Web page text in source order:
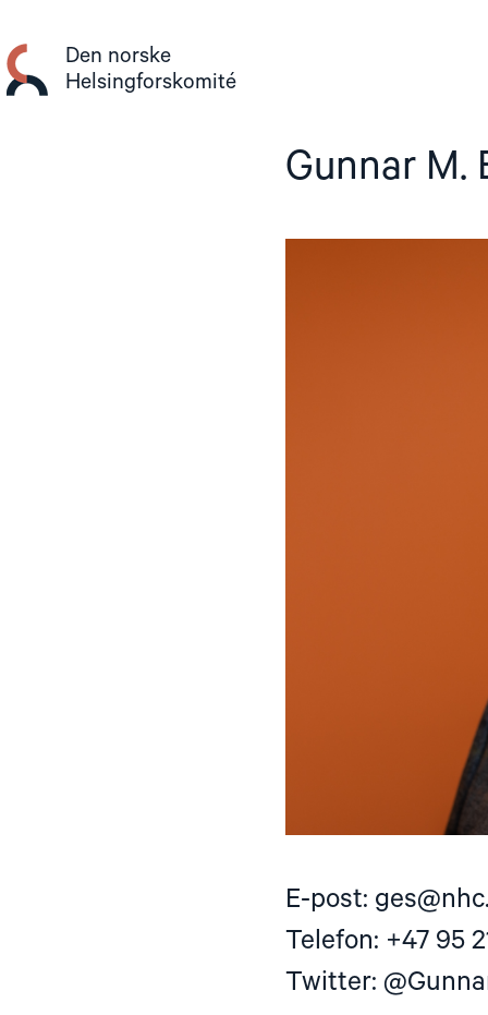
innhold
Den norske
Helsingforskomité
Gunnar M.
E-post:
Telefon: +47 95
Twitter: